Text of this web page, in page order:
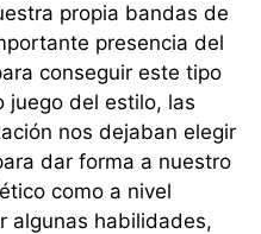
propia bandas de
presencia del
conseguir este tipo
juego del estilo, las
nos dejaban elegir
dar forma a nuestro
como a nivel
algunas habilidades,